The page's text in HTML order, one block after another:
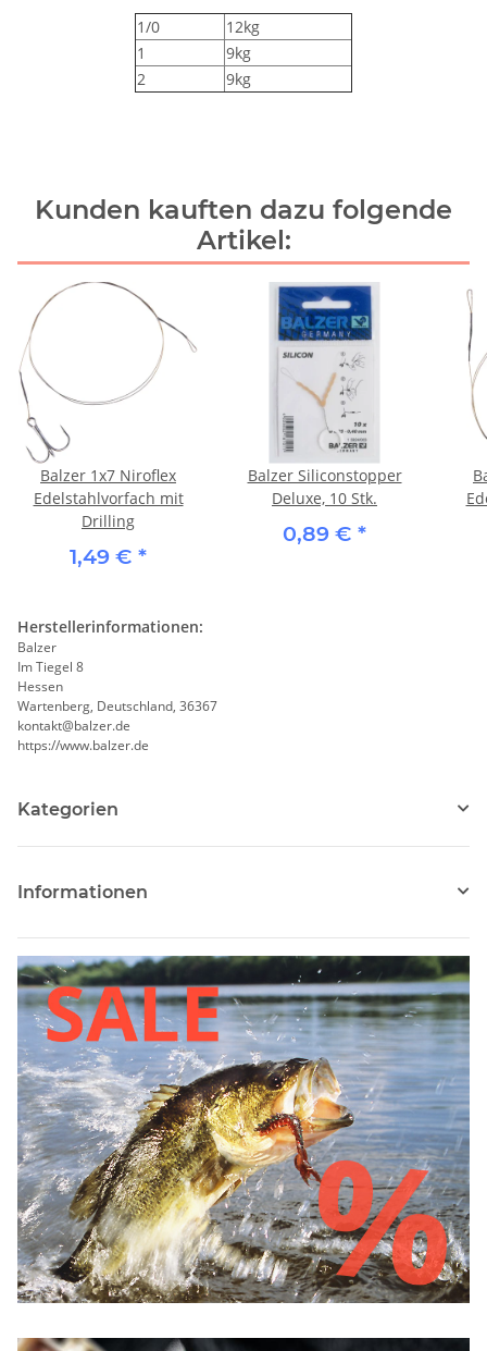
1/0
12kg
1
9kg
2
9kg
Kunden kauften dazu folgende
Artikel:
Balzer 1x7 Niroflex
Edelstahlvorfach mit
Drilling
1,49 € *
Balzer Siliconstopper
Deluxe, 10 Stk.
0,89 € *
Herstellerinformationen:
Balzer
Im Tiegel 8
Hessen
Wartenberg, Deutschland, 36367
kontakt@balzer.de
https://www.balzer.de
Kategorien
Informationen